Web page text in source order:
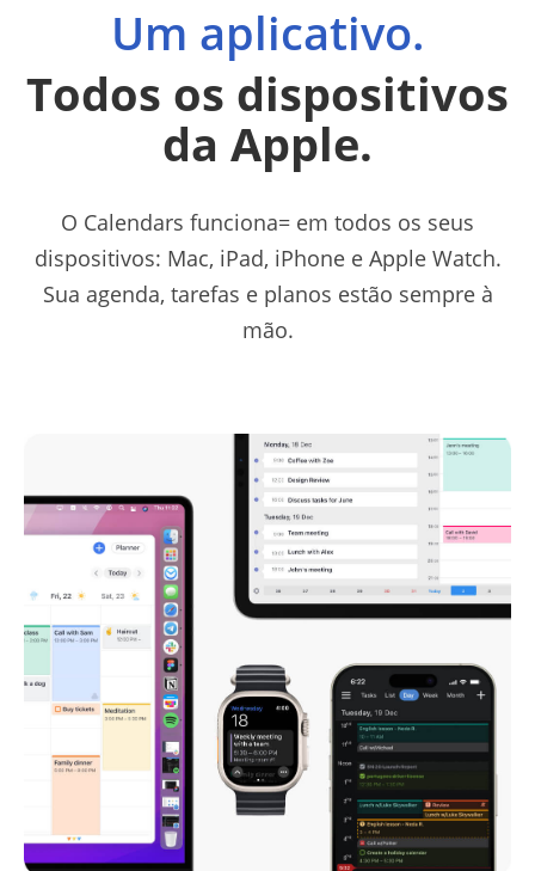
Um aplicativo.
Todos os dispositivos
da Apple.
O Calendars funciona= em todos os seus
dispositivos: Mac, iPad, iPhone e Apple Watch.
Sua agenda, tarefas e planos estão sempre à
mão.